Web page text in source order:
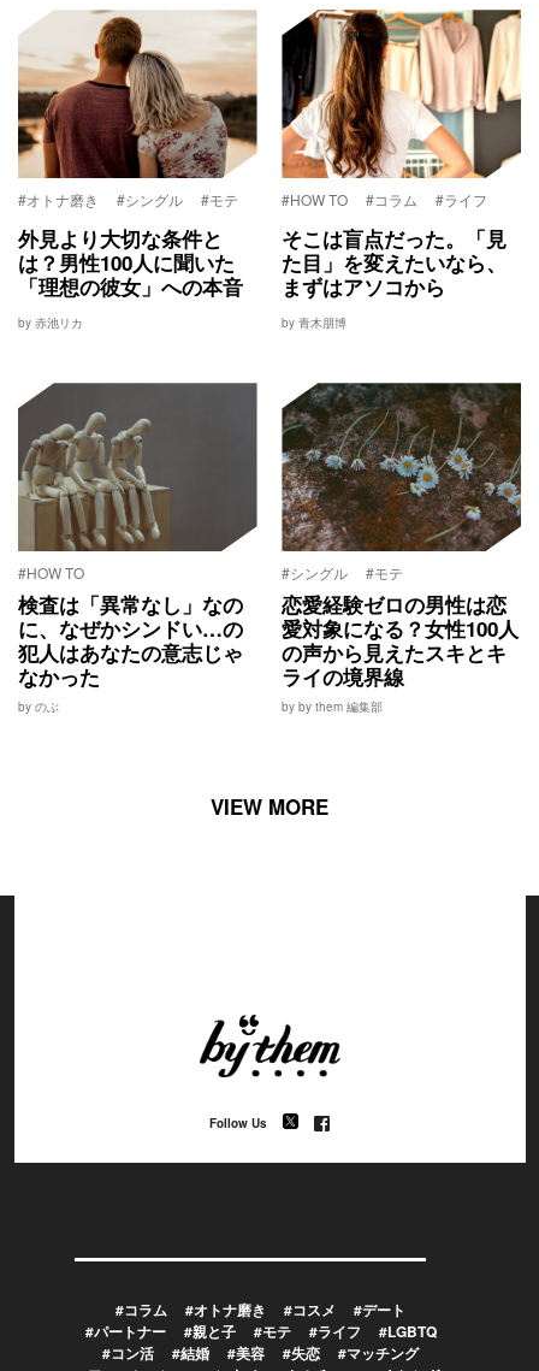
#オトナ磨き #シングル #モテ
外見より大切な条件と
は？男性100人に聞いた
「理想の彼女」への本音
by 赤池リカ
#HOW TO #コラム #ライフ
そこは盲点だった。「見
た目」を変えたいなら、
まずはアソコから
by 青木朋博
#HOW TO
検査は「異常なし」なの
に、なぜかシンドい…の
犯人はあなたの意志じゃ
なかった
by のぶ
#シングル #モテ
恋愛経験ゼロの男性は恋
愛対象になる？女性100人
の声から見えたスキとキ
ライの境界線
by by them 編集部
VIEW MORE
Follow Us
#コラム #オトナ磨き #コスメ
#デート
#パートナー
#親と子 #モテ #ライフ
#LGBTQ
#コン活
#結婚 #美容 #失恋
#マッチング